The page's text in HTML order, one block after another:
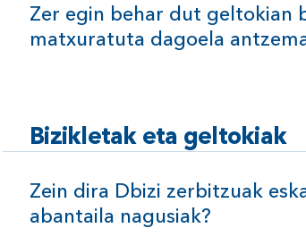
Zer egin behar dut geltokian
matxuratuta dagoela
Bizikletak eta geltokiak
Zein dira Dbizi zerbitzuak
abantaila nagusiak?